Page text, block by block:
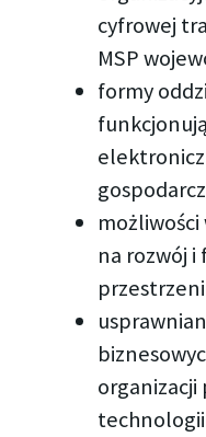
cyfrowej
MSP
formy
na rozwój
organizacji